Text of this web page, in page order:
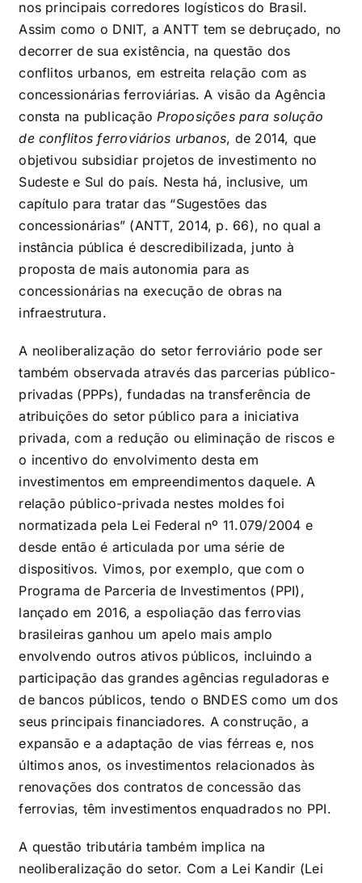
nos principais corredores logísticos do Brasil.
Assim como o DNIT, a ANTT tem se debruçado, no
decorrer de sua existência, na questão dos
conflitos urbanos, em estreita relação com as
concessionárias ferroviárias. A visão da Agência
consta na publicação Proposições para solução
de conflitos ferroviários urbanos, de 2014, que
objetivou subsidiar projetos de investimento no
Sudeste e Sul do país. Nesta há, inclusive, um
capítulo para tratar das “Sugestões das
concessionárias” (ANTT, 2014, p. 66), no qual a
instância pública é descredibilizada, junto à
proposta de mais autonomia para as
concessionárias na execução de obras na
infraestrutura.
A neoliberalização do setor ferroviário pode ser
também observada através das parcerias público-
privadas (PPPs), fundadas na transferência de
atribuições do setor público para a iniciativa
privada, com a redução ou eliminação de riscos e
o incentivo do envolvimento desta em
investimentos em empreendimentos daquele. A
relação público-privada nestes moldes foi
normatizada pela Lei Federal nº 11.079/2004 e
desde então é articulada por uma série de
dispositivos. Vimos, por exemplo, que com o
Programa de Parceria de Investimentos (PPI),
lançado em 2016, a espoliação das ferrovias
brasileiras ganhou um apelo mais amplo
envolvendo outros ativos públicos, incluindo a
participação das grandes agências reguladoras e
de bancos públicos, tendo o BNDES como um dos
seus principais financiadores. A construção, a
expansão e a adaptação de vias férreas e, nos
últimos anos, os investimentos relacionados às
renovações dos contratos de concessão das
ferrovias, têm investimentos enquadrados no PPI.
A questão tributária também implica na
neoliberalização do setor. Com a Lei Kandir (Lei